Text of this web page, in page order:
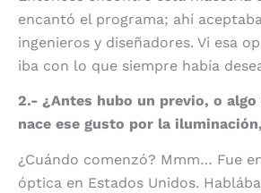
encantó el programa; ahí
ingenieros y diseñadores. Vi esa
iba con lo que siempre había
2.- ¿Antes hubo un previo, o algo
nace ese gusto por la
¿Cuándo comenzó? Mmm… Fue
óptica en Estados Unidos.